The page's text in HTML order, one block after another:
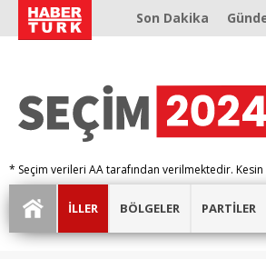
Son Dakika
* Seçim verileri AA tarafından verilmektedir. Kesin
İLLER BÖLGELER PARTİLER